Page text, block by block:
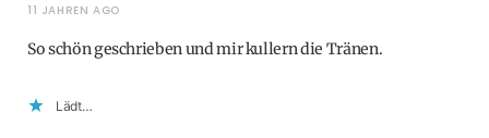
11 JAHREN AGO
So schön geschrieben und mir kullern die Tränen.
Lädt…